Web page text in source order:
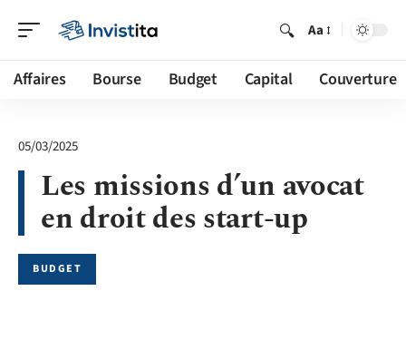
Aa
Affaires Bourse Budget Capital Couverture
05/03/2025
Les missions d’un avocat
en droit des start-up
BUDGET